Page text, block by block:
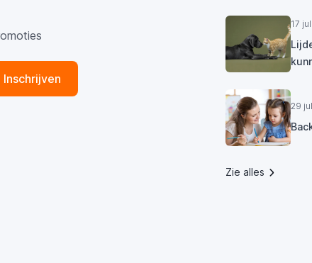
Inschrijven
17
29
Zie alles